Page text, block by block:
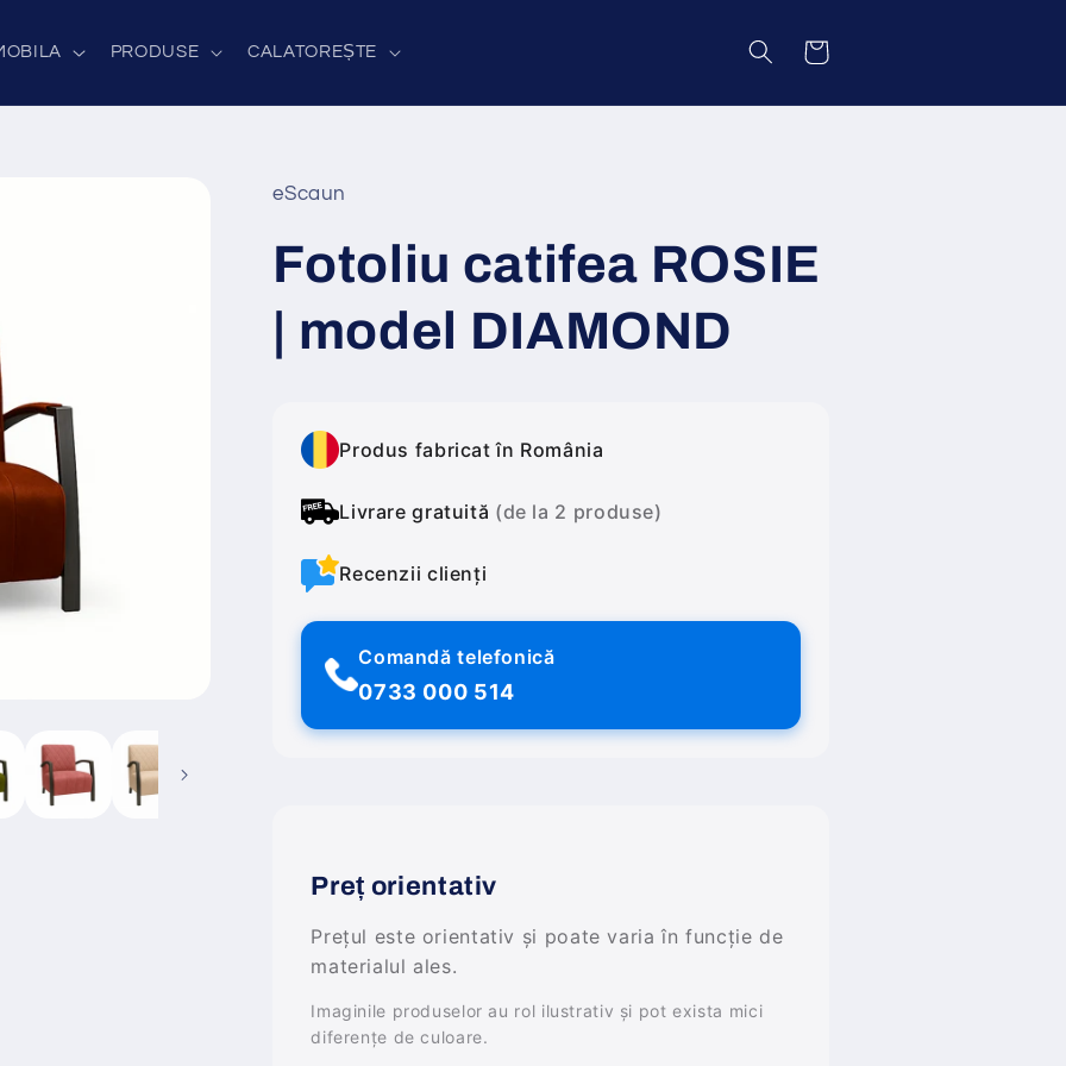
PRODUSE CALATOREȘTE Coș
eScaun
Fotoliu catifea ROSIE
| model DIAMOND
Produs fabricat în România
Livrare gratuită (de la 2 produse)
Recenzii clienți
Comandă telefonică
0733 000 514
Preț orientativ
Prețul este orientativ și poate varia în funcție de
materialul ales.
Imaginile produselor au rol ilustrativ și pot exista mici
diferențe de culoare.